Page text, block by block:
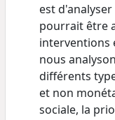
est
pourrait être
interventions
nous
différents
et non
sociale, la